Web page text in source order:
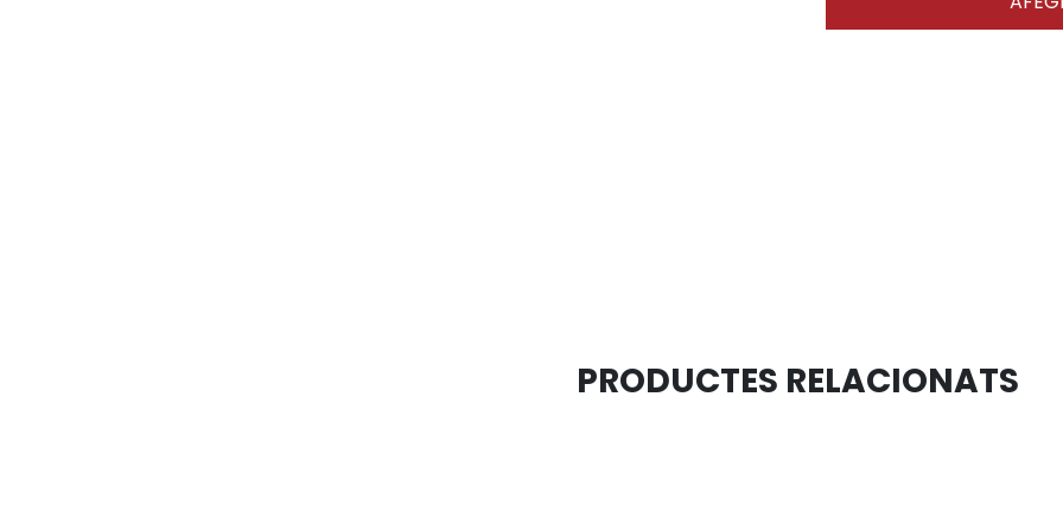
PRODUCTES RELACIONATS